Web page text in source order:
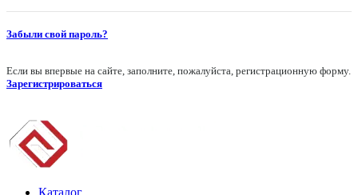
Забыли свой пароль?
Если вы впервые на сайте, заполните, пожалуйста, регистрационную форму.
Зарегистрироваться